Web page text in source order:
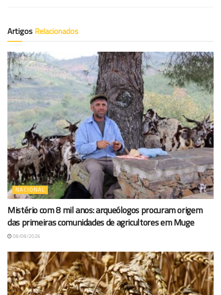
Artigos Relacionados
NACIONAL
Mistério com 8 mil anos: arqueólogos procuram origem
das primeiras comunidades de agricultores em Muge
08/08/2026